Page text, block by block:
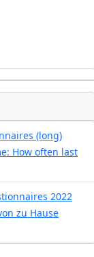
(long)
How often last
2022
zu Hause